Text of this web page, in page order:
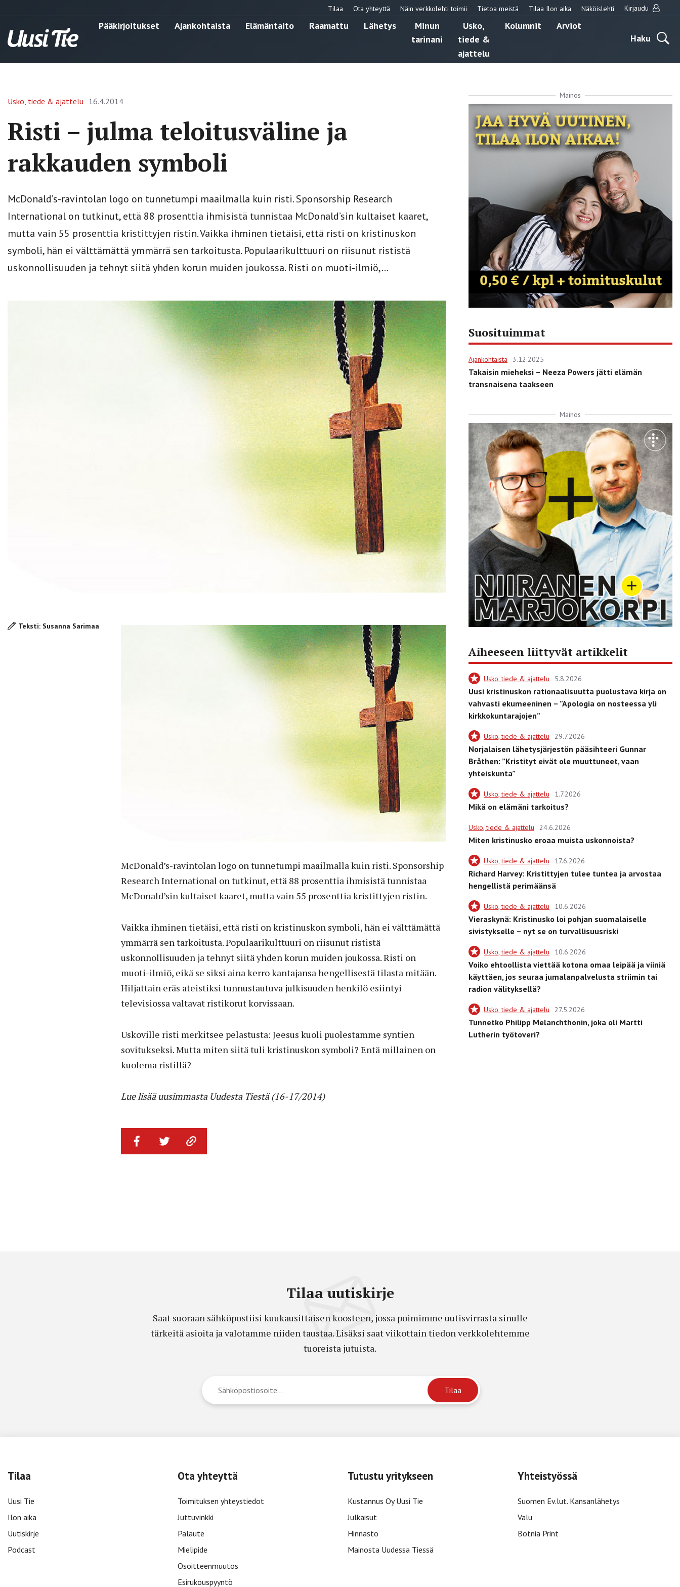
Tilaa Ota yhteyttä Näin verkkolehti toimii Tietoa meistä Tilaa Ilon aika Näköislehti Kirjaudu
Pääkirjoitukset Ajankohtaista Elämäntaito Raamattu Lähetys
Minun
tarinani
Usko,
tiede &
ajattelu
Kolumnit
Arviot
Haku
Usko, tiede & ajattelu 16.4.2014
Risti – julma teloitusväline ja
rakkauden symboli
McDonald’s-ravintolan logo on tunnetumpi maailmalla kuin risti. Sponsorship Research
International on tutkinut, että 88 prosenttia ihmisistä tunnistaa McDonald’sin kultaiset kaaret,
mutta vain 55 prosenttia kristittyjen ristin. Vaikka ihminen tietäisi, että risti on kristinuskon
symboli, hän ei välttämättä ymmärrä sen tarkoitusta. Populaarikulttuuri on riisunut rististä
uskonnollisuuden ja tehnyt siitä yhden korun muiden joukossa. Risti on muoti-ilmiö,...
Teksti: Susanna Sarimaa
McDonald’s-ravintolan logo on tunnetumpi maailmalla kuin risti. Sponsorship
Research International on tutkinut, että 88 prosenttia ihmisistä tunnistaa
McDonald’sin kultaiset kaaret, mutta vain 55 prosenttia kristittyjen ristin.
Vaikka ihminen tietäisi, että risti on kristinuskon symboli, hän ei välttämättä
ymmärrä sen tarkoitusta. Populaarikulttuuri on riisunut rististä
uskonnollisuuden ja tehnyt siitä yhden korun muiden joukossa. Risti on
muoti-ilmiö, eikä se siksi aina kerro kantajansa hengellisestä tilasta mitään.
Hiljattain eräs ateistiksi tunnustautuva julkisuuden henkilö esiintyi
televisiossa valtavat ristikorut korvissaan.
Uskoville risti merkitsee pelastusta: Jeesus kuoli puolestamme syntien
sovitukseksi. Mutta miten siitä tuli kristinuskon symboli? Entä millainen on
kuolema ristillä?
Lue lisää uusimmasta Uudesta Tiestä (16-17/2014)
Mainos
Suosituimmat
Ajankohtaista 3.12.2025
Takaisin mieheksi – Neeza Powers jätti elämän
transnaisena taakseen
Mainos
Aiheeseen liittyvät artikkelit
Usko, tiede & ajattelu 5.8.2026
Uusi kristinuskon rationaalisuutta puolustava kirja on
vahvasti ekumeeninen – ”Apologia on nosteessa yli
kirkkokuntarajojen”
Usko, tiede & ajattelu 29.7.2026
Norjalaisen lähetysjärjestön pääsihteeri Gunnar
Bråthen: ”Kristityt eivät ole muuttuneet, vaan
yhteiskunta”
Usko, tiede & ajattelu 1.7.2026
Mikä on elämäni tarkoitus?
Usko, tiede & ajattelu 24.6.2026
Miten kristinusko eroaa muista uskonnoista?
Usko, tiede & ajattelu 17.6.2026
Richard Harvey: Kristittyjen tulee tuntea ja arvostaa
hengellistä perimäänsä
Usko, tiede & ajattelu 10.6.2026
Vieraskynä: Kristinusko loi pohjan suomalaiselle
sivistykselle – nyt se on turvallisuusriski
Usko, tiede & ajattelu 10.6.2026
Voiko ehtoollista viettää kotona omaa leipää ja viiniä
käyttäen, jos seuraa jumalanpalvelusta striimin tai
radion välityksellä?
Usko, tiede & ajattelu 27.5.2026
Tunnetko Philipp Melanchthonin, joka oli Martti
Lutherin työtoveri?
Tilaa uutiskirje
Saat suoraan sähköpostiisi kuukausittaisen koosteen, jossa poimimme uutisvirrasta sinulle
tärkeitä asioita ja valotamme niiden taustaa. Lisäksi saat viikottain tiedon verkkolehtemme
tuoreista jutuista.
Tilaa
Uusi Tie
Ilon aika
Uutiskirje
Podcast
Ota yhteyttä
Toimituksen yhteystiedot
Juttuvinkki
Palaute
Mielipide
Osoitteenmuutos
Esirukouspyyntö
Tutustu yritykseen
Kustannus Oy Uusi Tie
Julkaisut
Hinnasto
Mainosta Uudessa Tiessä
Yhteistyössä
Suomen Ev.lut. Kansanlähetys
Valu
Botnia Print